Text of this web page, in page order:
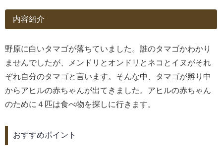
内容紹介
野原に白いタマゴが落ちていました。誰のタマゴかわかり
ませんでしたが、メンドリとオンドリとネコとイヌがそれ
ぞれ自分のタマゴと言います。そんな中、タマゴが孵り中
からアヒルの赤ちゃんが出てきました。アヒルの赤ちゃん
のために４匹は食べ物を探しに行きます。
おすすめポイント